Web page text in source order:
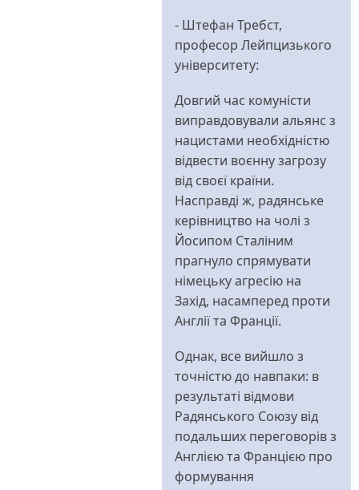
Dick
Traveller
- Штефан Требст,
професор Лейпцизького
університету:
Довгий час комуністи
виправдовували альянс з
нацистами необхідністю
відвести воєнну загрозу
від своєї країни.
Насправді ж, радянське
керівництво на чолі з
Йосипом Сталіним
прагнуло спрямувати
німецьку агресію на
Захід, насамперед проти
Англії та Франції.
Однак, все вийшло з
точністю до навпаки: в
результаті відмови
Радянського Союзу від
подальших переговорів з
Англією та Францією про
формування